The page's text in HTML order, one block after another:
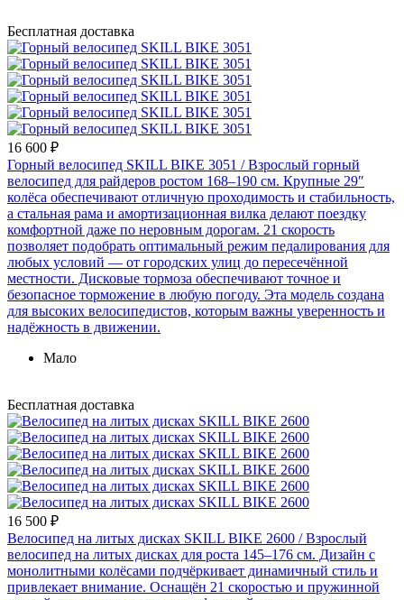
Бесплатная доставка
16 600 ₽
Горный велосипед SKILL BIKE 3051 / Взрослый горный
велосипед для райдеров ростом 168–190 см. Крупные 29″
колёса обеспечивают отличную проходимость и стабильность,
а стальная рама и амортизационная вилка делают поездку
комфортной даже по неровным дорогам. 21 скорость
позволяет подобрать оптимальный режим педалирования для
любых условий — от городских улиц до пересечённой
местности. Дисковые тормоза обеспечивают точное и
безопасное торможение в любую погоду. Эта модель создана
для высоких велосипедистов, которым важны уверенность и
надёжность в движении.
Мало
Бесплатная доставка
16 500 ₽
Велосипед на литых дисках SKILL BIKE 2600 / Взрослый
велосипед на литых дисках для роста 145–176 см. Дизайн с
монолитными колёсами подчёркивает динамичный стиль и
привлекает внимание. Оснащён 21 скоростью и пружинной